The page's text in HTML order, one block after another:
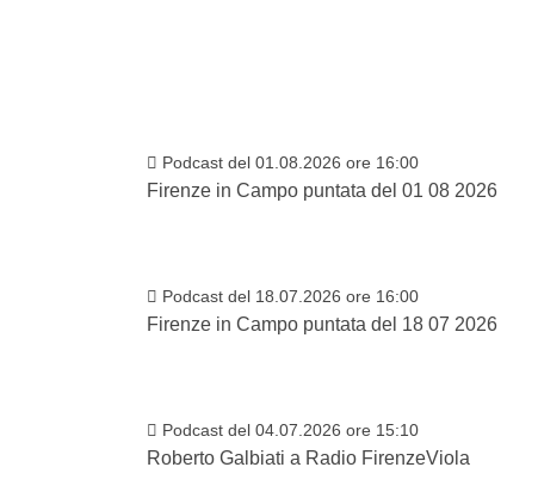
Podcast del 01.08.2026 ore 16:00
Firenze in Campo puntata del 01 08 2026
Podcast del 18.07.2026 ore 16:00
Firenze in Campo puntata del 18 07 2026
Podcast del 04.07.2026 ore 15:10
Roberto Galbiati a Radio FirenzeViola